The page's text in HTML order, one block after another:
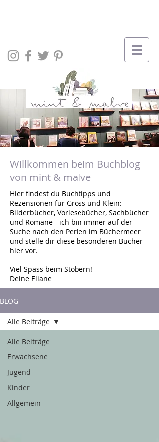
Willkommen beim Buchblog
von mint & malve
Hier findest du Buchtipps und
Rezensionen für Gross und Klein:
Bilderbücher, Vorlesebücher, Sachbücher
und Romane - ich bin immer auf der
Suche nach den Perlen im Büchermeer
und stelle dir diese besonderen Bücher
hier vor.
Viel Spass beim Stöbern!
Deine Eliane
BLOG
Alle Beiträge
Erwachsene
Jugend
Kinder
Allgemein
Alle Beiträge